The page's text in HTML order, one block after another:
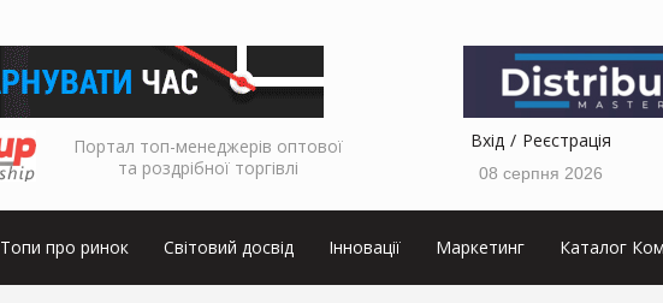
Портал топ-менеджерів оптової
та роздрібної торгівлі
Вхід Реєстрація
08 серпня 2026
Топи про ринок Світовий досвід Інновації Маркетинг Каталог